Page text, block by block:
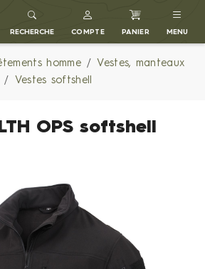
RECHERCHE COMPTE PANIER MENU
homme
Vestes, manteaux
Vestes softshell
OPS softshell